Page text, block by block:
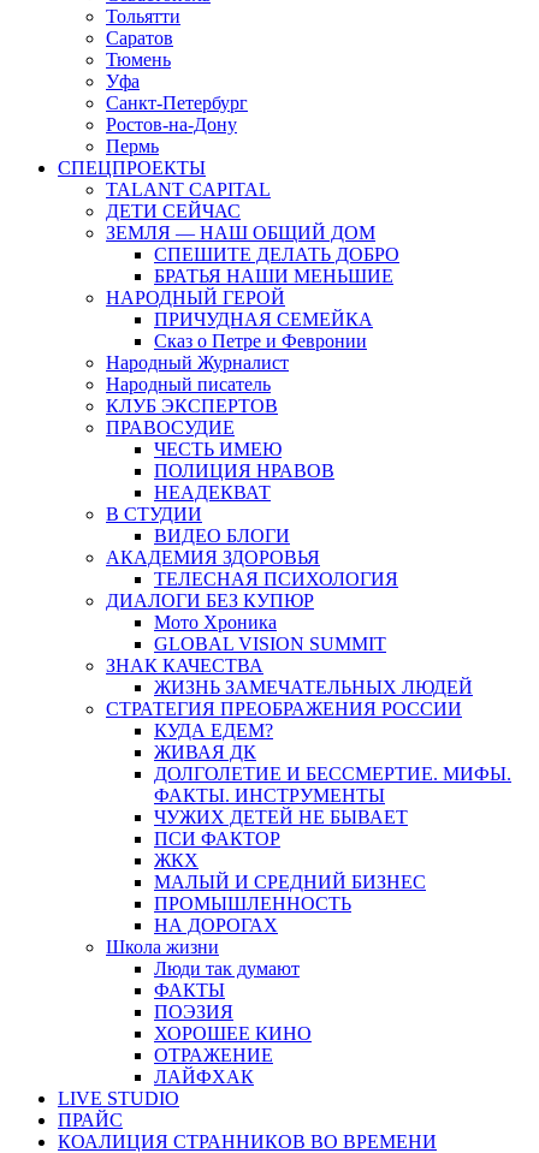
Тольятти
Саратов
Тюмень
Уфа
Санкт-Петербург
Ростов-на-Дону
Пермь
СПЕЦПРОЕКТЫ
TALANT CAPITAL
ДЕТИ СЕЙЧАС
ЗЕМЛЯ — НАШ ОБЩИЙ ДОМ
СПЕШИТЕ ДЕЛАТЬ ДОБРО
БРАТЬЯ НАШИ МЕНЬШИЕ
НАРОДНЫЙ ГЕРОЙ
ПРИЧУДНАЯ СЕМЕЙКА
Сказ о Петре и Февронии
Народный Журналист
Народный писатель
КЛУБ ЭКСПЕРТОВ
ПРАВОСУДИЕ
ЧЕСТЬ ИМЕЮ
ПОЛИЦИЯ НРАВОВ
НЕАДЕКВАТ
В СТУДИИ
ВИДЕО БЛОГИ
АКАДЕМИЯ ЗДОРОВЬЯ
ТЕЛЕСНАЯ ПСИХОЛОГИЯ
ДИАЛОГИ БЕЗ КУПЮР
Мото Хроника
GLOBAL VISION SUMMIT
ЗНАК КАЧЕСТВА
ЖИЗНЬ ЗАМЕЧАТЕЛЬНЫХ ЛЮДЕЙ
СТРАТЕГИЯ ПРЕОБРАЖЕНИЯ РОССИИ
КУДА ЕДЕМ?
ЖИВАЯ ДК
ДОЛГОЛЕТИЕ И БЕССМЕРТИЕ. МИФЫ.
ФАКТЫ. ИНСТРУМЕНТЫ
ЧУЖИХ ДЕТЕЙ НЕ БЫВАЕТ
ПСИ ФАКТОР
ЖКХ
МАЛЫЙ И СРЕДНИЙ БИЗНЕС
ПРОМЫШЛЕННОСТЬ
НА ДОРОГАХ
Школа жизни
Люди так думают
ФАКТЫ
ПОЭЗИЯ
ХОРОШЕЕ КИНО
ОТРАЖЕНИЕ
ЛАЙФХАК
LIVE STUDIO
ПРАЙС
КОАЛИЦИЯ СТРАННИКОВ ВО ВРЕМЕНИ